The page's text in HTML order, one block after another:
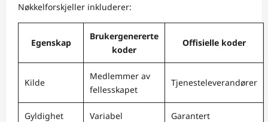
Nøkkelforskjeller inkluderer:
Egenskap
Brukergenererte
koder
Offisielle koder
Kilde
Medlemmer av
fellesskapet
Tjenesteleverandører
Gyldighet Variabel Garantert